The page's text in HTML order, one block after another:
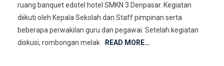
ruang banquet edotel hotel SMKN 3 Denpasar. Kegiatan
diikuti oleh Kepala Sekolah dan Staff pimpinan serta
beberapa perwakilan guru dan pegawai. Setelah kegiatan
diskusi, rombongan melak
READ MORE…